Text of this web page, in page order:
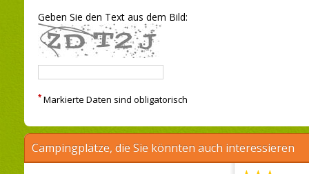
Geben Sie den Text aus dem Bild:
* Markierte Daten sind obligatorisch
Campingplätze, die Sie könnten auch interessieren